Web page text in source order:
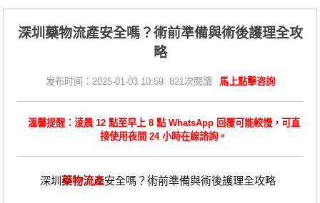
深圳藥物流產安全嗎？術前準備與術後護理全攻
略
发布时间：2025-01-03 10:59 821次閱讀 馬上點擊咨詢
溫馨提醒：淩晨 12 點至早上 8 點 WhatsApp 回覆可能較慢，可直
接使用夜間 24 小時在線諮詢。
深圳 藥物流產安全嗎？術前準備與術後護理全攻略